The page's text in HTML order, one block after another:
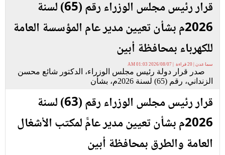
قرار رئيس مجلس الوزراء رقم (65) لسنة
2026م بشأن تعيين مدير عام المؤسسة العامة
للكهرباء بمحافظة أبين
سما عدن | 20 قراءة | 2026/08/07 01:03 AM
صدر قرار دولة رئيس مجلس الوزراء، الدكتور شائع محسن
الزنداني، رقم (65) لسنة 2026م، بشأن
قرار رئيس مجلس الوزراء رقم (63) لسنة
2026م بشأن تعيين مدير عامًّ لمكتب الأشغال
العامة والطرق بمحافظة أبين